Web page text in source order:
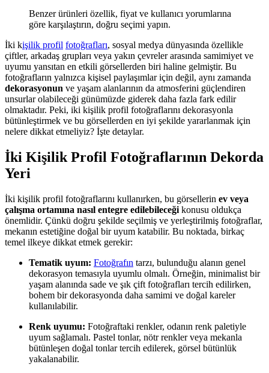
Benzer ürünleri özellik, fiyat ve kullanıcı yorumlarına
göre karşılaştırın, doğru seçimi yapın.
İki kişilik profil fotoğrafları, sosyal medya dünyasında özellikle
çiftler, arkadaş grupları veya yakın çevreler arasında samimiyet ve
uyumu yansıtan en etkili görsellerden biri haline gelmiştir. Bu
fotoğrafların yalnızca kişisel paylaşımlar için değil, aynı zamanda
dekorasyonun ve yaşam alanlarının da atmosferini güçlendiren
unsurlar olabileceği günümüzde giderek daha fazla fark edilir
olmaktadır. Peki, iki kişilik profil fotoğraflarını dekorasyonla
bütünleştirmek ve bu görsellerden en iyi şekilde yararlanmak için
nelere dikkat etmeliyiz? İşte detaylar.
İki Kişilik Profil Fotoğraflarının Dekorda
Yeri
İki kişilik profil fotoğraflarını kullanırken, bu görsellerin ev veya
çalışma ortamına nasıl entegre edilebileceği konusu oldukça
önemlidir. Çünkü doğru şekilde seçilmiş ve yerleştirilmiş fotoğraflar,
mekanın estetiğine doğal bir uyum katabilir. Bu noktada, birkaç
temel ilkeye dikkat etmek gerekir:
Tematik uyum: Fotoğrafın tarzı, bulunduğu alanın genel
dekorasyon temasıyla uyumlu olmalı. Örneğin, minimalist bir
yaşam alanında sade ve şık çift fotoğrafları tercih edilirken,
bohem bir dekorasyonda daha samimi ve doğal kareler
kullanılabilir.
Renk uyumu: Fotoğraftaki renkler, odanın renk paletiyle
uyum sağlamalı. Pastel tonlar, nötr renkler veya mekanla
bütünleşen doğal tonlar tercih edilerek, görsel bütünlük
yakalanabilir.